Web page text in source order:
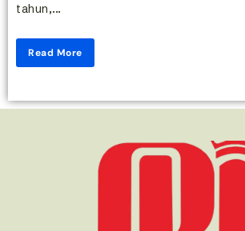
tahun,...
Read More